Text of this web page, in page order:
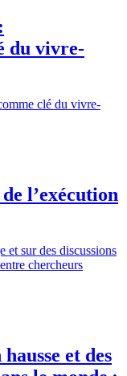
du vivre-
clé du vivre-
l’exécution
et sur des discussions
chercheurs
et des